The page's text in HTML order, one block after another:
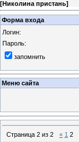
[Николина пристань]
Форма входа
Логин:
Пароль:
запомнить
Меню сайта
Страница 2 из 2 « 1 2